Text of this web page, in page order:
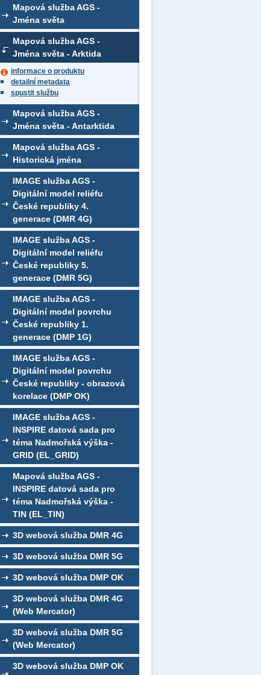
Mapová služba AGS -
Jména světa
Mapová služba AGS -
Jména světa - Arktida
informace o produktu
detailní metadata
spustit službu
Mapová služba AGS -
Jména světa - Antarktida
Mapová služba AGS -
Historická jména
IMAGE služba AGS -
Digitální model reliéfu
České republiky 4.
generace (DMR 4G)
IMAGE služba AGS -
Digitální model reliéfu
České republiky 5.
generace (DMR 5G)
IMAGE služba AGS -
Digitální model povrchu
České republiky 1.
generace (DMP 1G)
IMAGE služba AGS -
Digitální model povrchu
České republiky - obrazová
korelace (DMP OK)
IMAGE služba AGS -
INSPIRE datová sada pro
téma Nadmořská výška -
GRID (EL_GRID)
Mapová služba AGS -
INSPIRE datová sada pro
téma Nadmořská výška -
TIN (EL_TIN)
3D webová služba DMR 4G
3D webová služba DMR 5G
3D webová služba DMP OK
3D webová služba DMR 4G
(Web Mercator)
3D webová služba DMR 5G
(Web Mercator)
3D webová služba DMP OK